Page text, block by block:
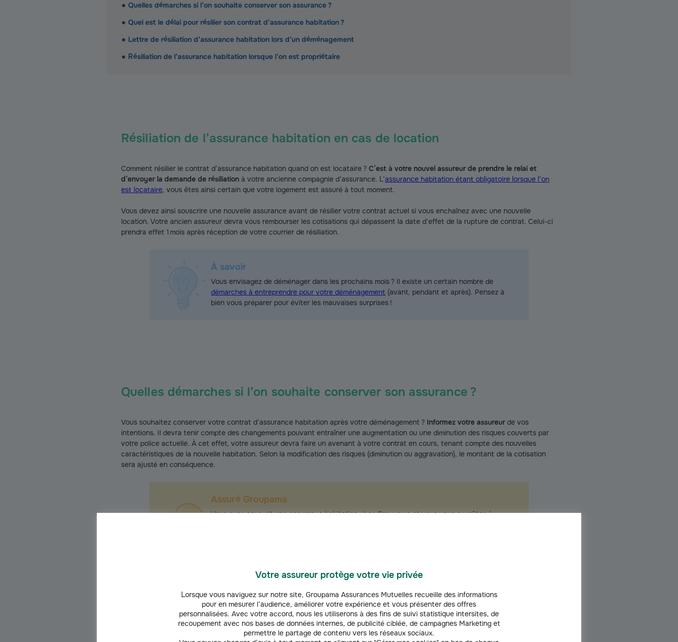
Votre assureur protège votre vie privée
Lorsque vous naviguez sur notre site, Groupama Assurances Mutuelles recueille des informations
pour en mesurer l’audience, améliorer votre expérience et vous présenter des offres
personnalisées. Avec votre accord, nous les utiliserons à des fins de suivi statistique intersites, de
recoupement avec nos bases de données internes, de publicité ciblée, de campagnes Marketing et
permettre le partage de contenu vers les réseaux sociaux.
Quelles démarches si l’on souhaite conserver son assurance ?
Quel est le délai pour résilier son contrat d’assurance habitation ?
Lettre de résiliation d’assurance habitation lors d’un déménagement
Résiliation de l’assurance habitation lorsque l’on est propriétaire
Résiliation de l’assurance habitation en cas de location
Comment résilier le contrat d’assurance habitation quand on est locataire ? C’est à votre nouvel assureur de prendre le relai et
d’envoyer la demande de résiliation à votre ancienne compagnie d’assurance. L’assurance habitation étant obligatoire lorsque l’on
est locataire, vous êtes ainsi certain que votre logement est assuré à tout moment.
Vous devez ainsi souscrire une nouvelle assurance avant de résilier votre contrat actuel si vous enchaînez avec une nouvelle
location. Votre ancien assureur devra vous rembourser les cotisations qui dépassent la date d’effet de la rupture de contrat. Celui-ci
prendra effet 1 mois après réception de votre courrier de résiliation.
À savoir
Vous envisagez de déménager dans les prochains mois ? Il existe un certain nombre de
démarches à entreprendre pour votre déménagement (avant, pendant et après). Pensez à
bien vous préparer pour éviter les mauvaises surprises !
Quelles démarches si l’on souhaite conserver son assurance ?
Vous souhaitez conserver votre contrat d’assurance habitation après votre déménagement ? Informez votre assureur de vos
intentions. Il devra tenir compte des changements pouvant entraîner une augmentation ou une diminution des risques couverts par
votre police actuelle. À cet effet, votre assureur devra faire un avenant à votre contrat en cours, tenant compte des nouvelles
caractéristiques de la nouvelle habitation. Selon la modification des risques (diminution ou aggravation), le montant de la cotisation
sera ajusté en conséquence.
Assuré Groupama
Vous avez souscrit une assurance habitation chez Groupama et vous vous apprêtez à